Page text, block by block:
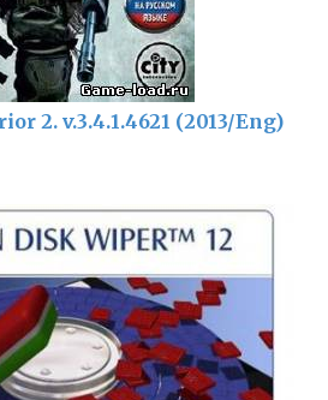
2. v.3.4.1.4621 (2013/Eng)